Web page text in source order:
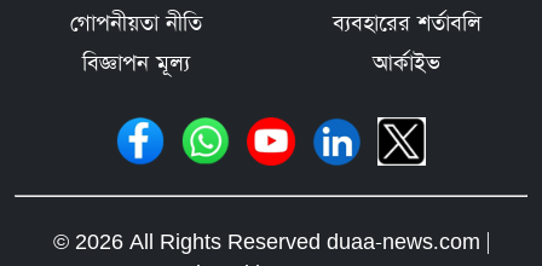
গোপনীয়তা নীতি
ব্যবহারের শর্তাবলি
বিজ্ঞাপন মূল্য
আর্কাইভ
© 2026 All Rights Reserved duaa-news.com |